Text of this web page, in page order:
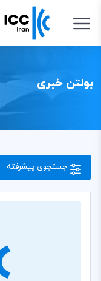
بولتن خبری
جستجوی پیشرفته